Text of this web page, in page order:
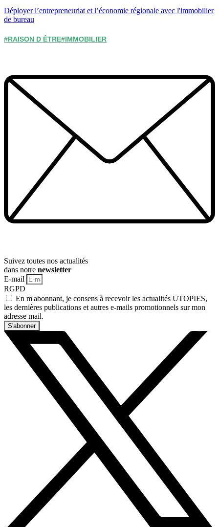
Déployer l’entrepreneuriat et l’économie régionale avec l'immobilier
de bureau
#RAISON D ÊTRE#IMMOBILIER
Suivez toutes nos actualités
dans notre newsletter
E-mail
RGPD
En m'abonnant, je consens à recevoir les actualités UTOPIES,
les dernières publications et autres e-mails promotionnels sur mon
adresse mail.
S'abonner